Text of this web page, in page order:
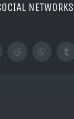
RedditWhatsApp